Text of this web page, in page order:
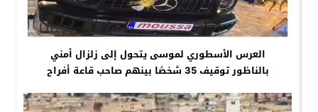
العرس الأسطوري لموسى يتحول إلى زلزال أمني
بالناظور توقيف 35 شخصًا بينهم صاحب قاعة أفراح